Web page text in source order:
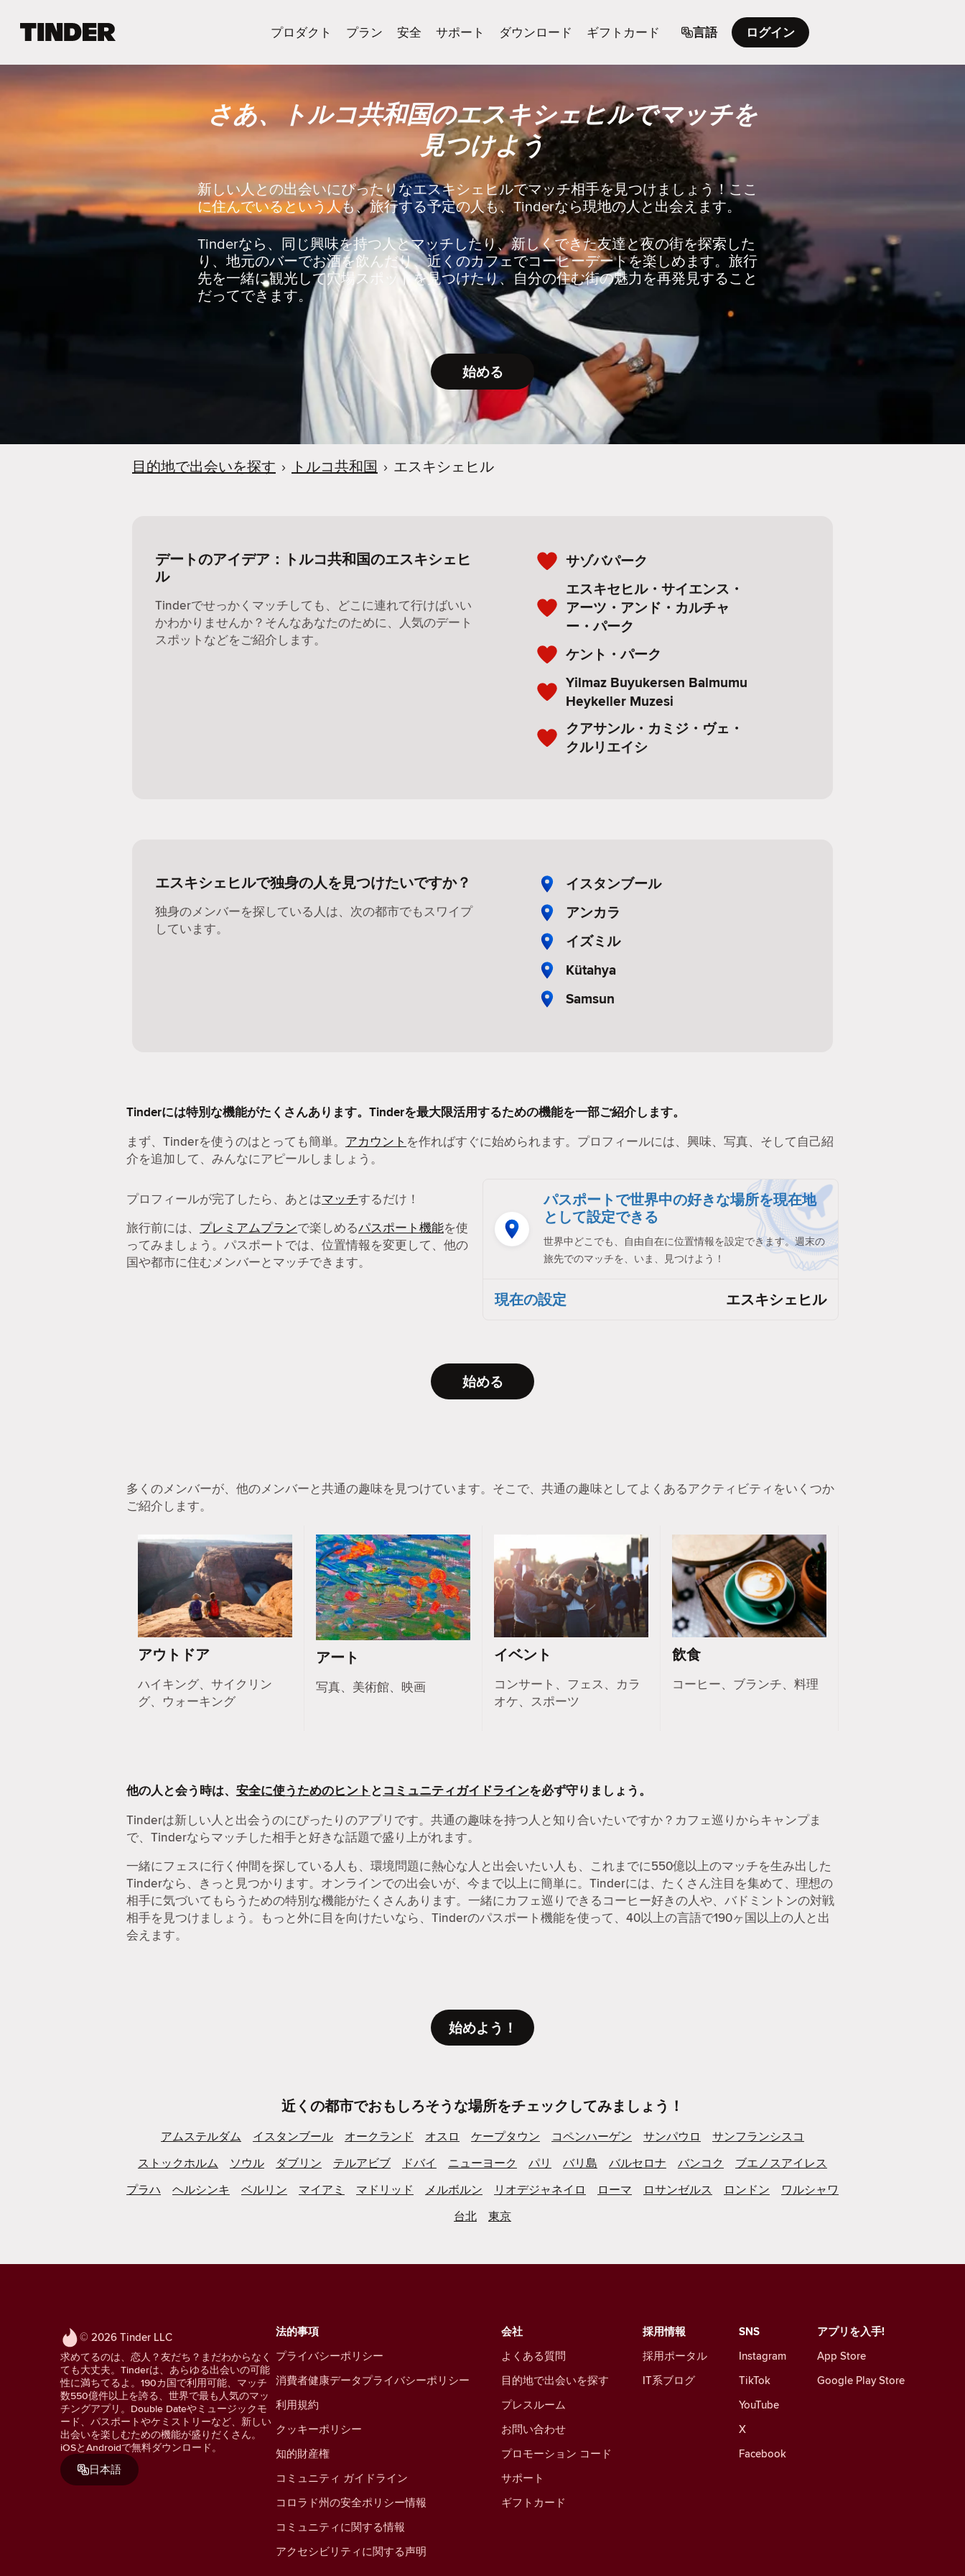
d
e
ペ
ジ
プロダクト プラン 安全 サポート ダウンロード ギフトカード 言語 ログイン
さあ、トルコ共和国のエスキシェヒルでマッチを
見つけよう
新しい人との出会いにぴったりなエスキシェヒルでマッチ相手を見つけましょう！ここ
に住んでいるという人も、旅行する予定の人も、Tinderなら現地の人と出会えます。
Tinderなら、同じ興味を持つ人とマッチしたり、新しくできた友達と夜の街を探索した
り、地元のバーでお酒を飲んだり、近くのカフェでコーヒーデートを楽しめます。旅行
先を一緒に観光して穴場スポットを見つけたり、自分の住む街の魅力を再発見すること
だってできます。
始める
目的地で出会いを探す › トルコ共和国 › エスキシェヒル
デートのアイデア：トルコ共和国のエスキシェヒ
ル
Tinderでせっかくマッチしても、どこに連れて行けばいい
かわかりませんか？そんなあなたのために、人気のデート
スポットなどをご紹介します。
サゾバパーク
エスキセヒル・サイエンス・
アーツ・アンド・カルチャ
ー・パーク
ケント・パーク
Yilmaz Buyukersen Balmumu
Heykeller Muzesi
クアサンル・カミジ・ヴェ・
クルリエイシ
エスキシェヒルで独身の人を見つけたいですか？
独身のメンバーを探している人は、次の都市でもスワイプ
しています。
イスタンブール
アンカラ
イズミル
Kütahya
Samsun
Tinderには特別な機能がたくさんあります。Tinderを最大限活用するための機能を一部ご紹介します。
まず、Tinderを使うのはとっても簡単。 アカウント を作ればすぐに始められます。プロフィールには、興味、写真、そして自己紹
介を追加して、みんなにアピールしましょう。
プロフィールが完了したら、あとはマッチするだけ！
旅行前には、 プレミアムプランで楽しめるパスポート機能を使
ってみましょう。パスポートでは、位置情報を変更して、他の
国や都市に住むメンバーとマッチできます。
パスポートで世界中の好きな場所を現在地
として設定できる
世界中どこでも、自由自在に位置情報を設定できます。週末の
旅先でのマッチを、いま、見つけよう！
現在の設定 エスキシェヒル
始める
多くのメンバーが、他のメンバーと共通の趣味を見つけています。そこで、共通の趣味としてよくあるアクティビティをいくつか
ご紹介します。
アウトドア
ハイキング、サイクリン
グ、ウォーキング
アート
写真、美術館、映画
イベント
コンサート、フェス、カラ
オケ、スポーツ
飲食
コーヒー、ブランチ、料理
他の人と会う時は、安全に使うためのヒントとコミュニティガイドラインを必ず守りましょう。
Tinderは新しい人と出会うのにぴったりのアプリです。共通の趣味を持つ人と知り合いたいですか？カフェ巡りからキャンプま
で、Tinderならマッチした相手と好きな話題で盛り上がれます。
一緒にフェスに行く仲間を探している人も、環境問題に熱心な人と出会いたい人も、これまでに550億以上のマッチを生み出した
Tinderなら、きっと見つかります。オンラインでの出会いが、今まで以上に簡単に。Tinderには、たくさん注目を集めて、理想の
相手に気づいてもらうための特別な機能がたくさんあります。一緒にカフェ巡りできるコーヒー好きの人や、バドミントンの対戦
相手を見つけましょう。もっと外に目を向けたいなら、Tinderのパスポート機能を使って、40以上の言語で190ヶ国以上の人と出
会えます。
始めよう！
近くの都市でおもしろそうな場所をチェックしてみましょう！
アムステルダム イスタンブール オークランド オスロ ケープタウン コペンハーゲン サンパウロ
サンフランシスコ
ストックホルム
ソウル ダブリン テルアビブ ドバイ ニューヨーク パリ バリ島 バルセロナ バンコク
ブエノスアイレス
プラハ
ヘルシンキ ベルリン マイアミ マドリッド メルボルン リオデジャネイロ ローマ ロサンゼルス ロンドン
ワルシャワ
台北
東京
© 2026 Tinder LLC
求めてるのは、恋人？友だち？まだわからなく
ても大丈夫。Tinderは、あらゆる出会いの可能
性に満ちてるよ。190カ国で利用可能、マッチ
数550億件以上を誇る、世界で最も人気のマッ
チングアプリ。Double Dateやミュージックモ
ード、パスポートやケミストリーなど、新しい
出会いを楽しむための機能が盛りだくさん。
iOSとAndroidで無料ダウンロード。
日本語
SNS
Instagram
TikTok
YouTube
X
Facebook
法的事項
プライバシーポリシー
消費者健康データプライバシーポリシー
利用規約
クッキーポリシー
知的財産権
コミュニティ ガイドライン
コロラド州の安全ポリシー情報
コミュニティに関する情報
アクセシビリティに関する声明
採用情報
採用ポータル
IT系ブログ
会社
よくある質問
目的地で出会いを探す
プレスルーム
お問い合わせ
プロモーション コード
サポート
ギフトカード
アプリを入手!
App Store
Google Play Store